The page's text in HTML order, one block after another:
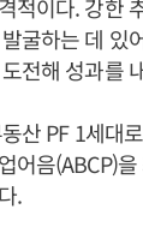
적이다. 강한
굴하는 데 있
전해 성과를
산 PF 1세대
어음(ABCP)
.